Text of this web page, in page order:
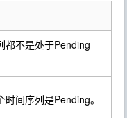
都不是处于Pending
间序列是Pending。